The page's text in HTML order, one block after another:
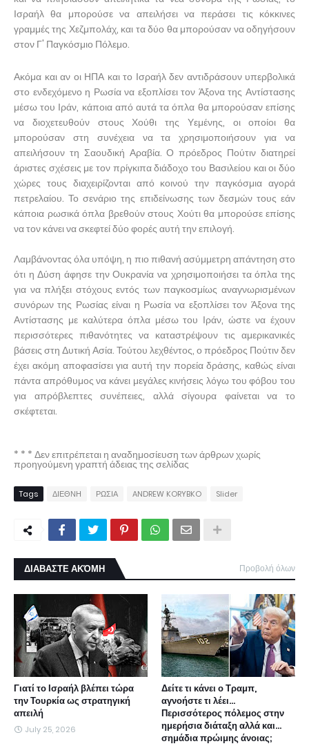
Ισραήλ θα μπορούσε να απειλήσει να περάσει τις κόκκινες
γραμμές της Χεζμπολάχ, και τα δύο θα μπορούσαν να οδηγήσουν
στον Γ' Παγκόσμιο Πόλεμο.
Ακόμα και αν οι ΗΠΑ και το Ισραήλ δεν αντιδράσουν υπερβολικά
στο ενδεχόμενο η Ρωσία να εξοπλίσει τον Άξονα της Αντίστασης
μέσω του Ιράν, κάποια από αυτά τα όπλα θα μπορούσαν επίσης
να διοχετευθούν στους Χούθι της Υεμένης, οι οποίοι θα
μπορούσαν στη συνέχεια να τα χρησιμοποιήσουν για να
απειλήσουν τη Σαουδική Αραβία. Ο πρόεδρος Πούτιν διατηρεί
άριστες σχέσεις με τον πρίγκιπα διάδοχο του Βασιλείου και οι δύο
χώρες τους διαχειρίζονται από κοινού την παγκόσμια αγορά
πετρελαίου. Το σενάριο της επιδείνωσης των δεσμών τους εάν
κάποια ρωσικά όπλα βρεθούν στους Χούτι θα μπορούσε επίσης
να τον κάνει να σκεφτεί δύο φορές αυτή την επιλογή.
Λαμβάνοντας όλα υπόψη, η πιο πιθανή ασύμμετρη απάντηση στο
ότι η Δύση άφησε την Ουκρανία να χρησιμοποιήσει τα όπλα της
για να πλήξει στόχους εντός των παγκοσμίως αναγνωρισμένων
συνόρων της Ρωσίας είναι η Ρωσία να εξοπλίσει τον Άξονα της
Αντίστασης με καλύτερα όπλα μέσω του Ιράν, ώστε να έχουν
περισσότερες πιθανότητες να καταστρέψουν τις αμερικανικές
βάσεις στη Δυτική Ασία. Τούτου λεχθέντος, ο πρόεδρος Πούτιν δεν
έχει ακόμη αποφασίσει για αυτή την πορεία δράσης, καθώς είναι
πάντα απρόθυμος να κάνει μεγάλες κινήσεις λόγω του φόβου του
για απρόβλεπτες συνέπειες, αλλά σίγουρα φαίνεται να το
σκέφτεται.
* * * Δεν επιτρέπεται η αναδημοσίευση των άρθρων χωρίς
προηγούμενη γραπτή άδειας της σελίδας
Tags ΔΙΕΘΝΗ ΡΩΣΙΑ ANDREW KORYBKO Slider
ΔΙΑΒΑΣΤΕ ΑΚΌΜΗ Προβολή όλων
Γιατί το Ισραήλ βλέπει τώρα
την Τουρκία ως στρατηγική
απειλή
July 25, 2026
Δείτε τι κάνει ο Τραμπ,
αγνοήστε τι λέει...
Περισσότερος πόλεμος στην
ημερήσια διάταξη αλλά και...
σημάδια πρώιμης άνοιας;